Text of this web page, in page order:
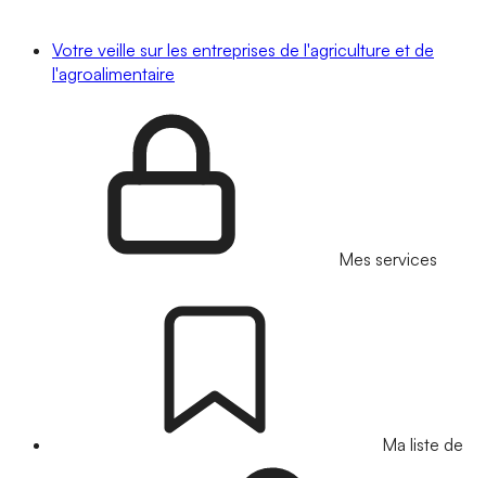
Votre veille sur les entreprises de l'agriculture et de
l'agroalimentaire
Mes services
Ma liste de